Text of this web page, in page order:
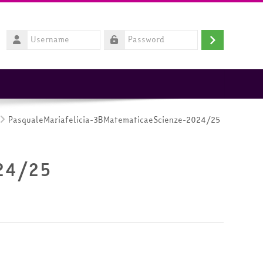
Username
Login
PasqualeMariafelicia-3BMatematicaeScienze-2024/25
25